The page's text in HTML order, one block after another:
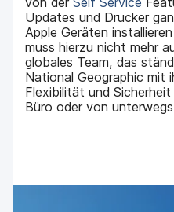
Updates und Drucker
Apple Geräten
muss hierzu nicht mehr
globales Team, das
National Geographic mit
Flexibilität und
Büro oder von